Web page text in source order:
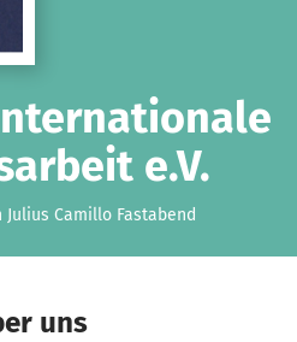
e.V.
Camillo Fastabend
uns